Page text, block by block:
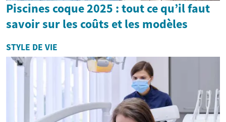
Piscines coque 2025 : tout ce qu’il faut
savoir sur les coûts et les modèles
STYLE DE VIE